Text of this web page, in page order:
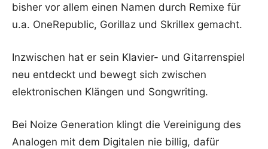
bisher vor allem einen Namen durch Remixe für
u.a. OneRepublic, Gorillaz und Skrillex gemacht.
Inzwischen hat er sein Klavier- und Gitarrenspiel
neu entdeckt und bewegt sich zwischen
elektronischen Klängen und Songwriting.
Bei Noize Generation klingt die Vereinigung des
Analogen mit dem Digitalen nie billig, dafür